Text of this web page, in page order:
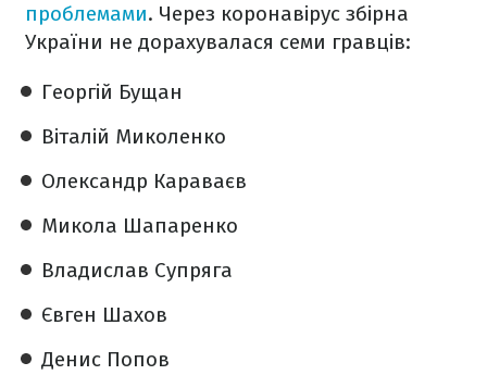
проблемами. Через коронавірус збірна
України не дорахувалася семи гравців:
Георгій Бущан
Віталій Миколенко
Олександр Караваєв
Микола Шапаренко
Владислав Супряга
Євген Шахов
Денис Попов